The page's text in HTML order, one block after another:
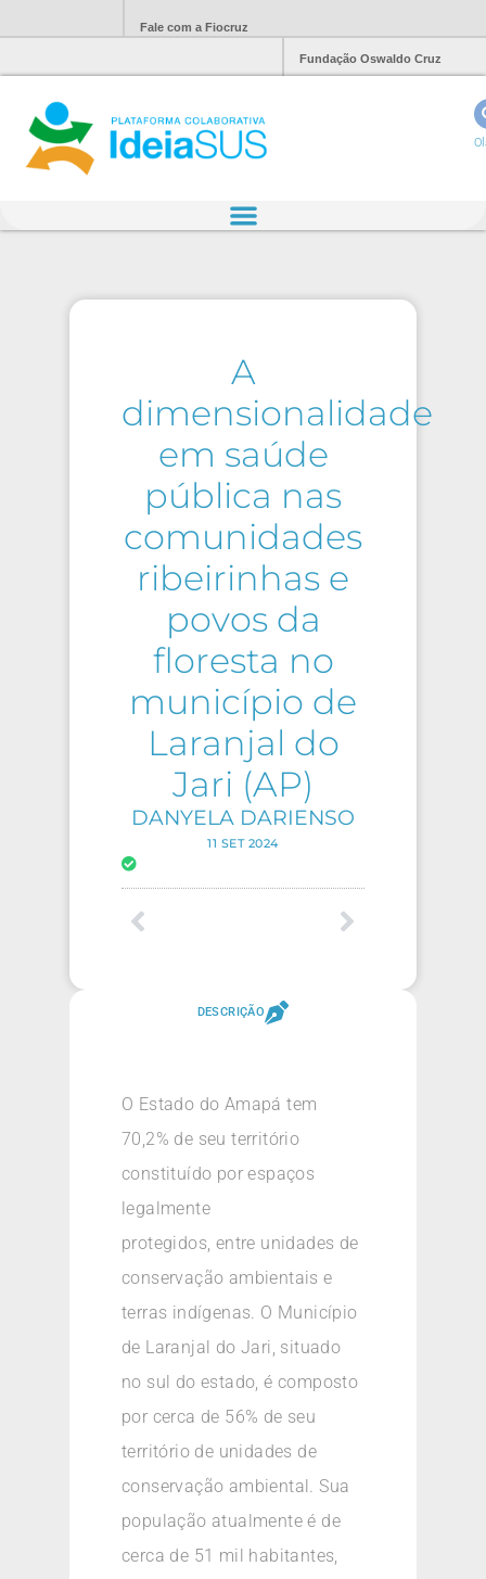
Fale com a Fiocruz
Fundação Oswaldo Cruz
A
dimensionalidade
em saúde
pública nas
comunidades
ribeirinhas e
povos da
floresta no
município de
Laranjal do
Jari (AP)
DANYELA DARIENSO
11 SET 2024
DESCRIÇÃO
O Estado do Amapá tem
70,2% de seu território
constituído por espaços
legalmente
protegidos, entre unidades de
conservação ambientais e
terras indígenas. O Município
de Laranjal do Jari, situado
no sul do estado, é composto
por cerca de 56% de seu
território de unidades de
conservação ambiental. Sua
população atualmente é de
cerca de 51 mil habitantes,